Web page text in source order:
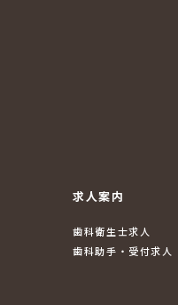
求人案内
歯科衛生士求人
歯科助手・受付求人